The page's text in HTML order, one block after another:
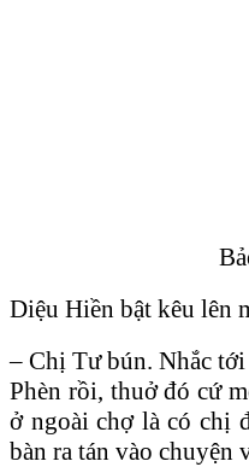
Diệu Hiền bật kêu lên
– Chị Tư bún. Nhắc
Phèn rồi, thuở đó cứ
ở ngoài chợ là có chị
bàn ra tán vào chuyện